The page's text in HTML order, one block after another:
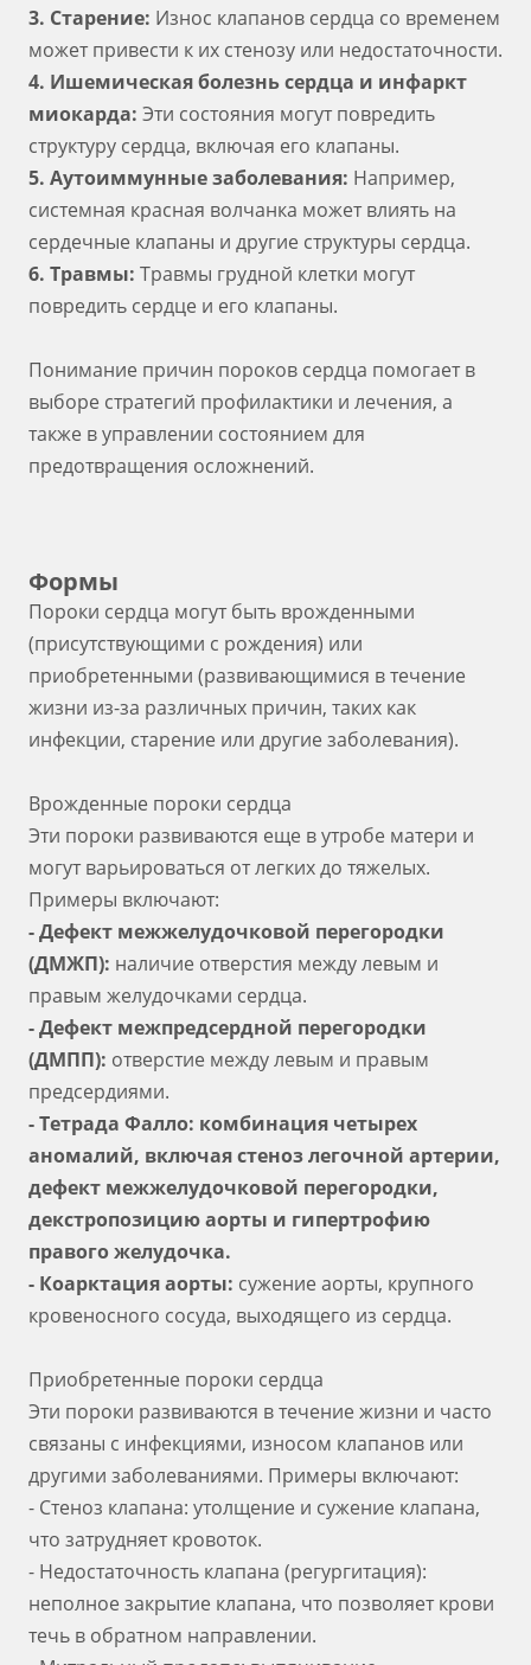
3. Старение: Износ клапанов сердца со временем
может привести к их стенозу или недостаточности.
4. Ишемическая болезнь сердца и инфаркт
миокарда: Эти состояния могут повредить
структуру сердца, включая его клапаны.
5. Аутоиммунные заболевания: Например,
системная красная волчанка может влиять на
сердечные клапаны и другие структуры сердца.
6. Травмы: Травмы грудной клетки могут
повредить сердце и его клапаны.
Понимание причин пороков сердца помогает в
выборе стратегий профилактики и лечения, а
также в управлении состоянием для
предотвращения осложнений.
Формы
Пороки сердца могут быть врожденными
(присутствующими с рождения) или
приобретенными (развивающимися в течение
жизни из-за различных причин, таких как
инфекции, старение или другие заболевания).
Врожденные пороки сердца
Эти пороки развиваются еще в утробе матери и
могут варьироваться от легких до тяжелых.
Примеры включают:
- Дефект межжелудочковой перегородки
(ДМЖП): наличие отверстия между левым и
правым желудочками сердца.
- Дефект межпредсердной перегородки
(ДМПП): отверстие между левым и правым
предсердиями.
- Тетрада Фалло: комбинация четырех
аномалий, включая стеноз легочной артерии,
дефект межжелудочковой перегородки,
декстропозицию аорты и гипертрофию
правого желудочка.
- Коарктация аорты: сужение аорты, крупного
кровеносного сосуда, выходящего из сердца.
Приобретенные пороки сердца
Эти пороки развиваются в течение жизни и часто
связаны с инфекциями, износом клапанов или
другими заболеваниями. Примеры включают:
- Стеноз клапана: утолщение и сужение клапана,
что затрудняет кровоток.
- Недостаточность клапана (регургитация):
неполное закрытие клапана, что позволяет крови
течь в обратном направлении.